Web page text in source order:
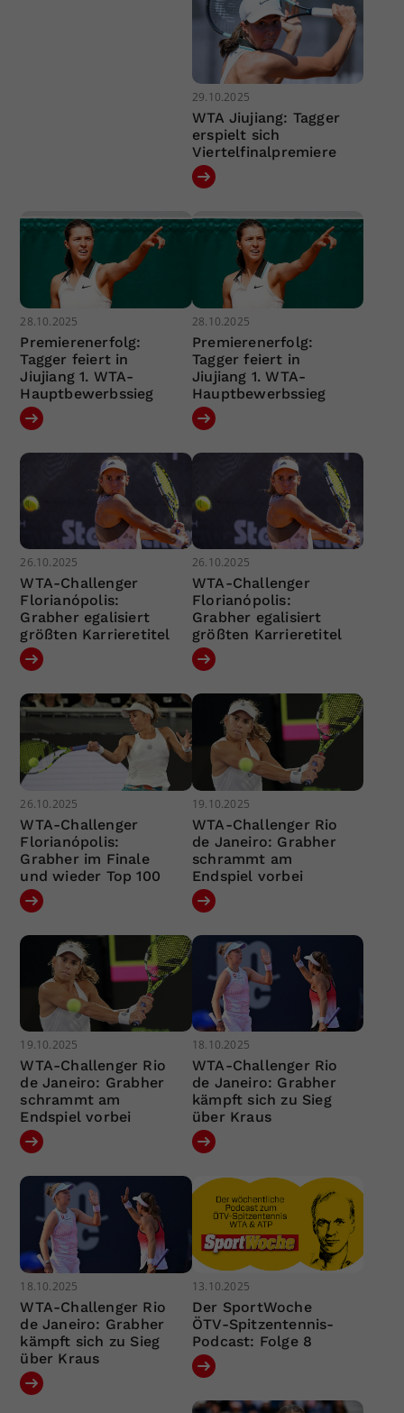
29.10.2025
WTA Jiujiang: Tagger
erspielt sich
Viertelfinalpremiere
28.10.2025
Premierenerfolg:
Tagger feiert in
Jiujiang 1. WTA-
Hauptbewerbssieg
28.10.2025
Premierenerfolg:
Tagger feiert in
Jiujiang 1. WTA-
Hauptbewerbssieg
26.10.2025
WTA-Challenger
Florianópolis:
Grabher egalisiert
größten Karrieretitel
26.10.2025
WTA-Challenger
Florianópolis:
Grabher egalisiert
größten Karrieretitel
26.10.2025
WTA-Challenger
Florianópolis:
Grabher im Finale
und wieder Top 100
19.10.2025
WTA-Challenger Rio
de Janeiro: Grabher
schrammt am
Endspiel vorbei
19.10.2025
WTA-Challenger Rio
de Janeiro: Grabher
schrammt am
Endspiel vorbei
18.10.2025
WTA-Challenger Rio
de Janeiro: Grabher
kämpft sich zu Sieg
über Kraus
18.10.2025
WTA-Challenger Rio
de Janeiro: Grabher
kämpft sich zu Sieg
über Kraus
13.10.2025
Der SportWoche
ÖTV-Spitzentennis-
Podcast: Folge 8